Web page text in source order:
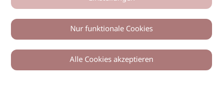
Nur funktionale Cookies
Alle Cookies akzeptieren